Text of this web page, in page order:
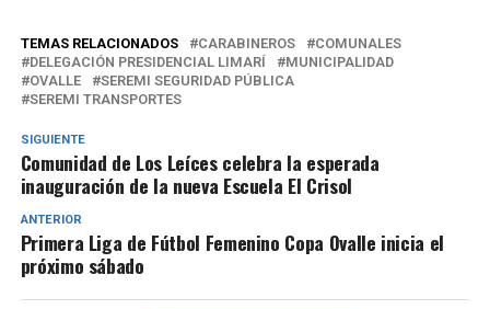
TEMAS RELACIONADOS CARABINEROS
COMUNALES
DELEGACIÓN PRESIDENCIAL LIMARÍ
MUNICIPALIDAD
OVALLE
SEREMI SEGURIDAD PÚBLICA
SEREMI TRANSPORTES
SIGUIENTE
Comunidad de Los Leíces celebra la esperada
inauguración de la nueva Escuela El Crisol
ANTERIOR
Primera Liga de Fútbol Femenino Copa Ovalle inicia el
próximo sábado